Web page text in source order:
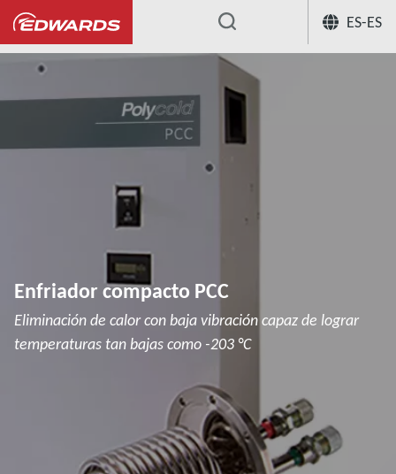
ES-ES
... Refrigeradores criogénicos
Enfriador compacto PCC
Eliminación de calor con baja vibración capaz de lograr
temperaturas tan bajas como -203 °C